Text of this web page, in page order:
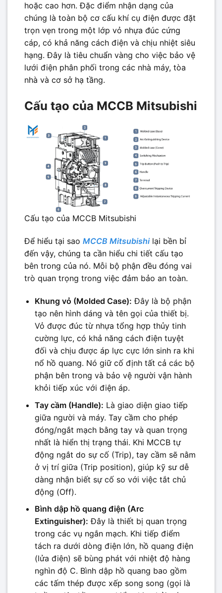
hoặc cao hơn. Đặc điểm nhận dạng của
chúng là toàn bộ cơ cấu khí cụ điện được đặt
trọn vẹn trong một lớp vỏ nhựa đúc cứng
cáp, có khả năng cách điện và chịu nhiệt siêu
hạng. Đây là tiêu chuẩn vàng cho việc bảo vệ
lưới điện phân phối trong các nhà máy, tòa
nhà và cơ sở hạ tầng.
Cấu tạo của MCCB Mitsubishi
Cấu tạo của MCCB Mitsubishi
Để hiểu tại sao MCCB Mitsubishilại bền bỉ
đến vậy, chúng ta cần hiểu chi tiết cấu tạo
bên trong của nó. Mỗi bộ phận đều đóng vai
trò quan trọng trong việc đảm bảo an toàn.
Khung vỏ (Molded Case): Đây là bộ phận
tạo nên hình dáng và tên gọi của thiết bị.
Vỏ được đúc từ nhựa tổng hợp thủy tinh
cường lực, có khả năng cách điện tuyệt
đối và chịu được áp lực cực lớn sinh ra khi
nổ hồ quang. Nó giữ cố định tất cả các bộ
phận bên trong và bảo vệ người vận hành
khỏi tiếp xúc với điện áp.
Tay cầm (Handle): Là giao diện giao tiếp
giữa người và máy. Tay cầm cho phép
đóng/ngắt mạch bằng tay và quan trọng
nhất là hiển thị trạng thái. Khi MCCB tự
động ngắt do sự cố (Trip), tay cầm sẽ nằm
ở vị trí giữa (Trip position), giúp kỹ sư dễ
dàng nhận biết sự cố so với việc tắt chủ
động (Off).
Bình dập hồ quang điện (Arc
Extinguisher): Đây là thiết bị quan trọng
trong các vụ ngắn mạch. Khi tiếp điểm
tách ra dưới dòng điện lớn, hồ quang điện
(lửa điện) sẽ bùng phát với nhiệt độ hàng
nghìn độ C. Bình dập hồ quang bao gồm
các tấm thép được xếp song song (gọi là